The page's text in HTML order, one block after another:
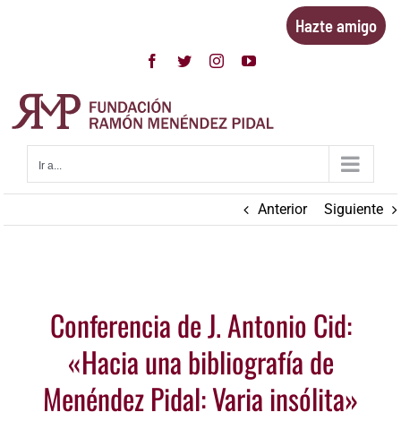
Hazte amigo
Facebook
TwitterInstagramYouTube
Ir a...
Anterior Siguiente
Conferencia de J. Antonio Cid:
«Hacia una bibliografía de
Menéndez Pidal: Varia insólita»